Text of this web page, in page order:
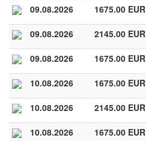
09.08.2026
1675.00 EUR
09.08.2026 2145.00 EUR
09.08.2026 1675.00 EUR
10.08.2026 1675.00 EUR
10.08.2026 2145.00 EUR
10.08.2026 1675.00 EUR